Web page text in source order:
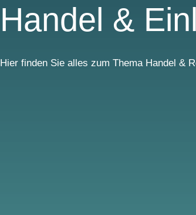
Handel &
Hier finden Sie alles zum Thema Handel &